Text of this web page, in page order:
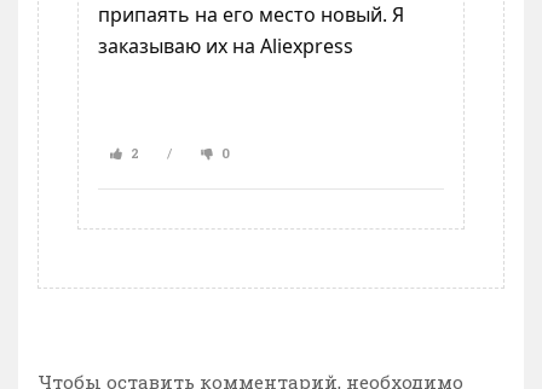
припаять на его место новый. Я
заказываю их на Aliexpress
2 0
Чтобы оставить комментарий, необходимо